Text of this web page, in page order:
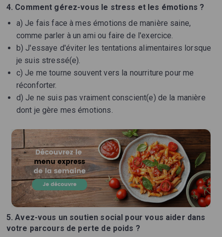
4. Comment gérez-vous le stress et les émotions ?
a) Je fais face à mes émotions de manière saine,
comme parler à un ami ou faire de l'exercice.
b) J'essaye d'éviter les tentations alimentaires lorsque
je suis stressé(e).
c) Je me tourne souvent vers la nourriture pour me
réconforter.
d) Je ne suis pas vraiment conscient(e) de la manière
dont je gère mes émotions.
5. Avez-vous un soutien social pour vous aider dans
votre parcours de perte de poids ?